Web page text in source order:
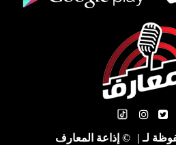
لـ | © إذاعة المعارف